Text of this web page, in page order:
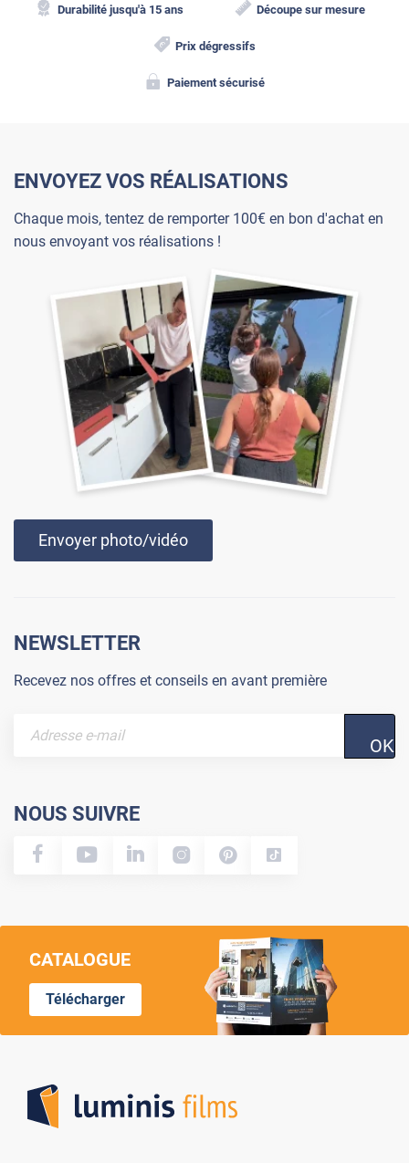
Durabilité jusqu'à 15 ans Découpe sur mesure
Prix dégressifs
Paiement sécurisé
ENVOYEZ VOS RÉALISATIONS
Chaque mois, tentez de remporter 100€ en bon d'achat en
nous envoyant vos réalisations !
Envoyer photo/vidéo
NEWSLETTER
Recevez nos offres et conseils en avant première
OK
NOUS SUIVRE
CATALOGUE
Télécharger